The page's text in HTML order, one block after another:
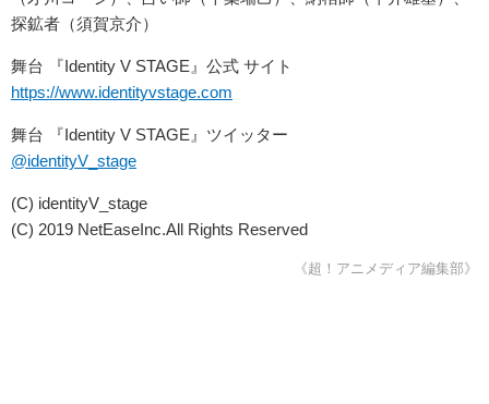
探鉱者（須賀京介）
舞台 『Identity V STAGE』公式 サイト
https://www.identityvstage.com
舞台 『Identity V STAGE』ツイッター
@identityV_stage
(C) identityV_stage
(C) 2019 NetEaseInc.All Rights Reserved
《超！アニメディア編集部》